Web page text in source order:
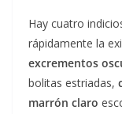
Hay cuatro
rápidamente la
excrementos
bolitas estriadas,
marrón claro